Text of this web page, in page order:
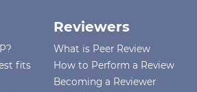
fits
Reviewers
What is Peer Review
How to Perform a Review
Becoming a Reviewer